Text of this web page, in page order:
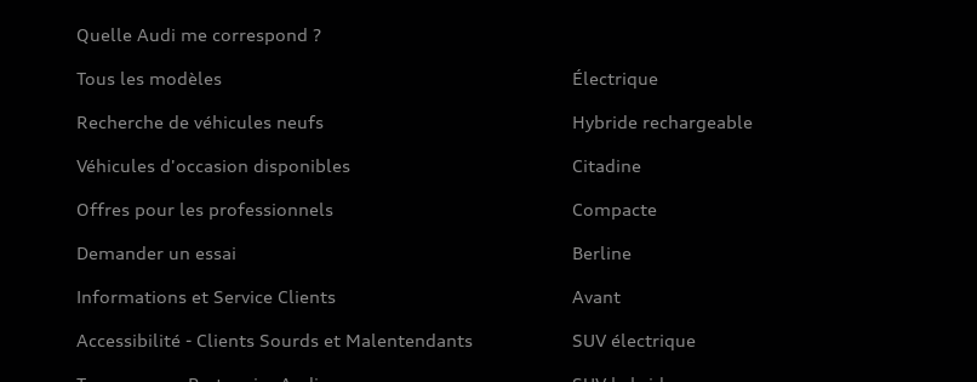
Quelle Audi me correspond ?
Tous les modèles
Recherche de véhicules neufs
Véhicules d'occasion disponibles
Offres pour les professionnels
Demander un essai
Informations et Service Clients
Accessibilité - Clients Sourds et Malentendants
Électrique
Hybride rechargeable
Citadine
Compacte
Berline
Avant
SUV électrique